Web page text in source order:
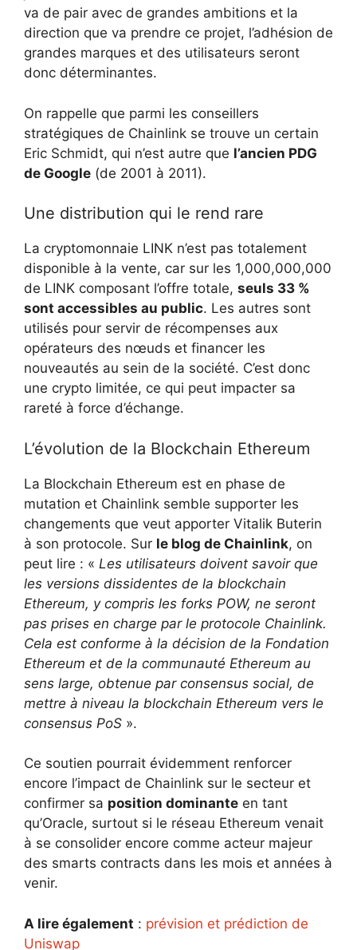
va de pair avec de grandes ambitions et la
direction que va prendre ce projet, l’adhésion de
grandes marques et des utilisateurs seront
donc déterminantes.
On rappelle que parmi les conseillers
stratégiques de Chainlink se trouve un certain
Eric Schmidt, qui n’est autre que l’ancien PDG
de Google (de 2001 à 2011).
Une distribution qui le rend rare
La cryptomonnaie LINK n’est pas totalement
disponible à la vente, car sur les 1,000,000,000
de LINK composant l’offre totale, seuls 33 %
sont accessibles au public. Les autres sont
utilisés pour servir de récompenses aux
opérateurs des nœuds et financer les
nouveautés au sein de la société. C’est donc
une crypto limitée, ce qui peut impacter sa
rareté à force d’échange.
L’évolution de la Blockchain Ethereum
La Blockchain Ethereum est en phase de
mutation et Chainlink semble supporter les
changements que veut apporter Vitalik Buterin
à son protocole. Sur le blog de Chainlink, on
peut lire : « Les utilisateurs doivent savoir que
les versions dissidentes de la blockchain
Ethereum, y compris les forks POW, ne seront
pas prises en charge par le protocole Chainlink.
Cela est conforme à la décision de la Fondation
Ethereum et de la communauté Ethereum au
sens large, obtenue par consensus social, de
mettre à niveau la blockchain Ethereum vers le
consensus PoS ».
Ce soutien pourrait évidemment renforcer
encore l’impact de Chainlink sur le secteur et
confirmer sa position dominante en tant
qu’Oracle, surtout si le réseau Ethereum venait
à se consolider encore comme acteur majeur
des smarts contracts dans les mois et années à
venir.
A lire également : prévision et prédiction de
Uniswap